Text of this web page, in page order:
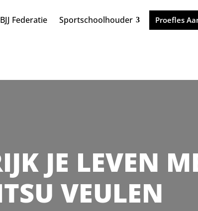
BJJ Federatie Sportschoolhouder Proefles
JE LEVEN
VEULEN